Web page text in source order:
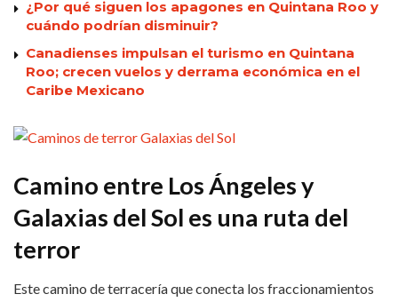
¿Por qué siguen los apagones en Quintana Roo y
cuándo podrían disminuir?
Canadienses impulsan el turismo en Quintana
Roo; crecen vuelos y derrama económica en el
Caribe Mexicano
Camino entre Los Ángeles y
Galaxias del Sol es una ruta del
terror
Este camino de terracería que conecta los fraccionamientos